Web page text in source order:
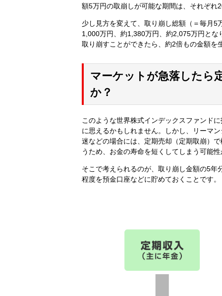
額5万円の取崩しが可能な期間は、それぞ
少し見方を変えて、取り崩し総額（＝毎月
1,000万円、約1,380万円、約2,075万円と
取り崩すことができたら、約2倍もの金額を
マーケットが急落したら
か？
このような世界株式インデックスファンド
に思えるかもしれません。しかし、リーマ
迷などの場合には、定期売却（定期取崩）
うため、お金の寿命を短くしてしまう可能
そこで考えられるのが、取り崩し金額の5
程度を預金口座などに貯めておくことです。